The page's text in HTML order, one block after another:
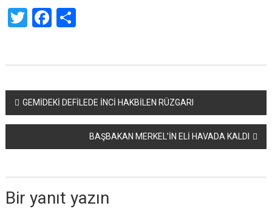
TwitterFacebook
Share
Yazı
dolaşımı
GEMİDEKİ DEFİLEDE İNCİ HAKBİLEN RÜZGARI
BAŞBAKAN MERKEL’İN ELİ HAVADA KALDI
Bir yanıt yazın